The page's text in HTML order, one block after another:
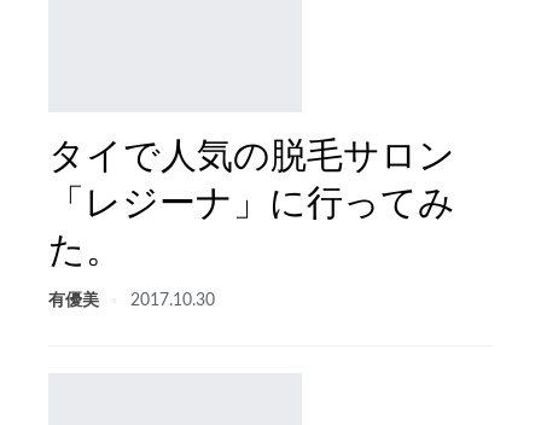
タイで人気の脱毛サロン
「レジーナ」に行ってみ
た。
有優美 2017.10.30